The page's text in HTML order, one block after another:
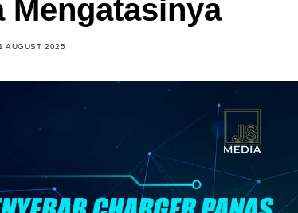
Mengatasinya
AUGUST 2025